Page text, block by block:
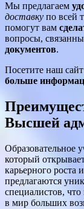
Мы предлагаем
доставку по всей
помогут вам
вопросы,
документов.
Посетите наш
больше
Высшей
Образовательное
который
карьерного роста
предлагаются
специалистов,
в мир больших